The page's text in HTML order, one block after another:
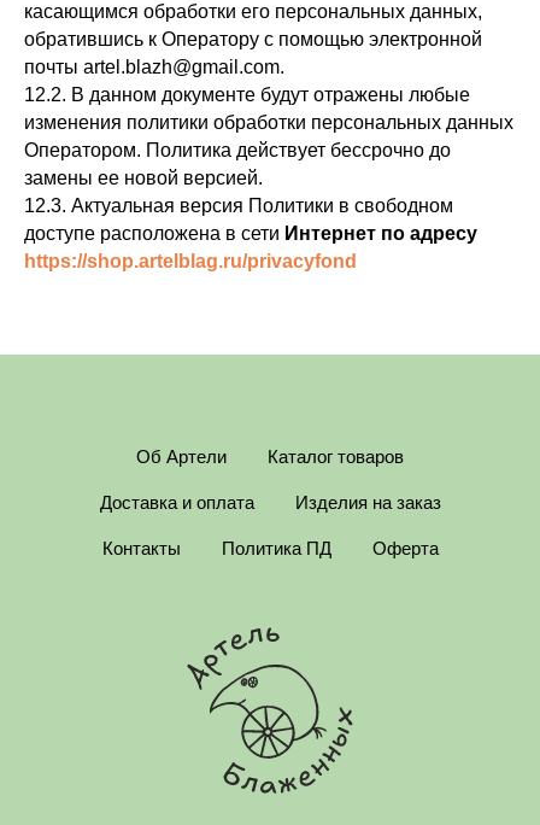
касающимся обработки его персональных данных,
обратившись к Оператору с помощью электронной
почты artel.blazh@gmail.com.
12.2. В данном документе будут отражены любые
изменения политики обработки персональных данных
Оператором. Политика действует бессрочно до
замены ее новой версией.
12.3. Актуальная версия Политики в свободном
доступе расположена в сети Интернет по адресу
https://shop.artelblag.ru/privacyfond
Об Артели Каталог товаров
Доставка и оплата Изделия на заказ
Контакты Политика ПД Оферта